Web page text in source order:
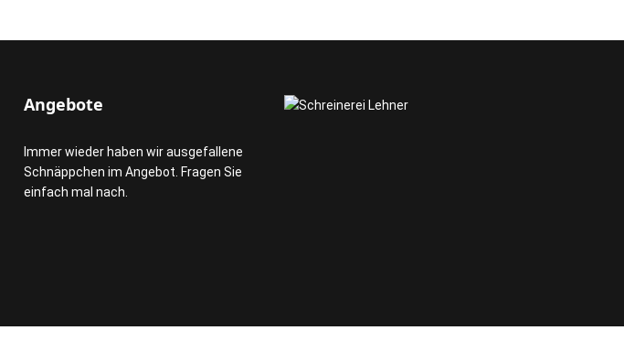
Angebote
Immer wieder haben wir ausgefallene
Schnäppchen im Angebot. Fragen Sie
einfach mal nach.